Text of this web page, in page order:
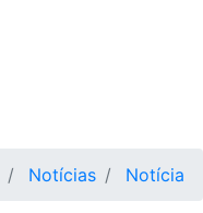
Notícias Notícia